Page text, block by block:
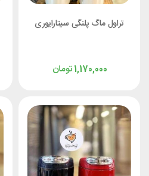
تراول ماگ پلنگی سیتارایوری
تومان1,170,000